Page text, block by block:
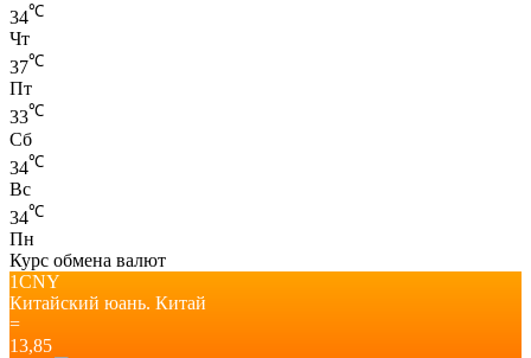
34℃
Чт
37℃
Пт
33℃
Сб
34℃
Вс
34℃
Пн
Курс обмена валют
1CNY
Китайский юань. Китай
=
13,85